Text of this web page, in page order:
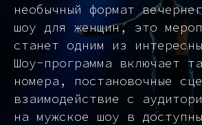
необычный формат
шоу для женщин, это
станет одним из
Шоу-программа включает
номера, постановочные
взаимодействие с
на мужское шоу в